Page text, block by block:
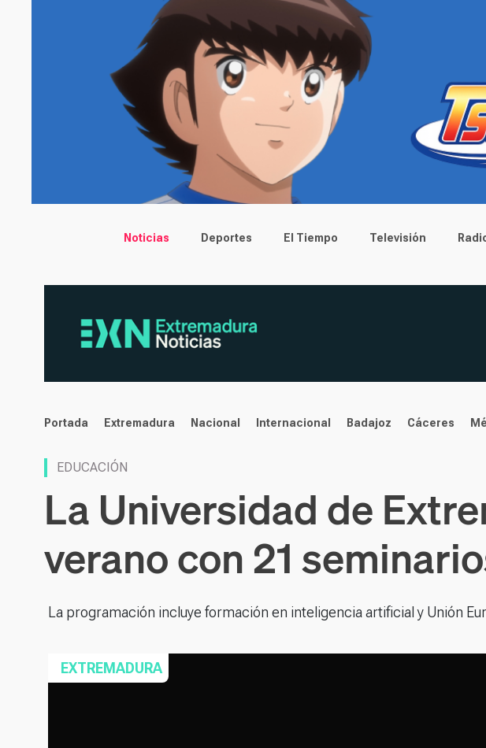
Main menu
Noticias Deportes El Tiempo Televisión
noticias
Portada Extremadura Nacional Internacional Badajoz Cáceres
EDUCACIÓN
La Universidad de
verano con 21
La programación incluye formación en inteligencia artificial y Unión
EXTREMADURA